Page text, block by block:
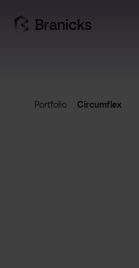
content
Portfolio Circumflex